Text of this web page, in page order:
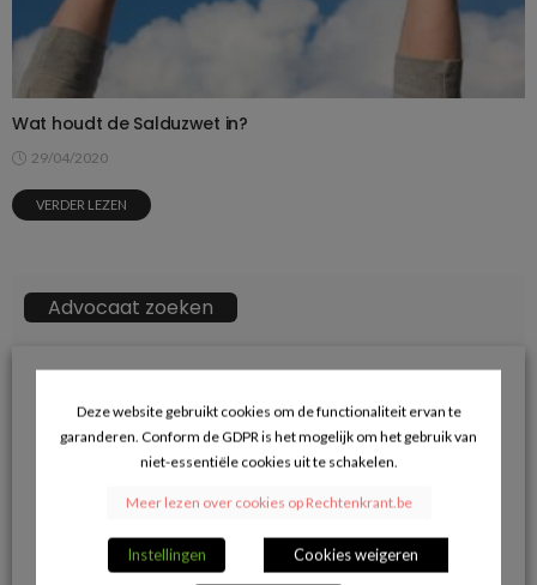
Wat houdt de Salduzwet in?
29/04/2020
VERDER LEZEN
Advocaat zoeken
naar:
→ Klik hier voor opname in de advocatendatabase.
Volg ons op Facebook en blijf op de hoogte
van de juridische actualiteit.
Deze website gebruikt cookies om de functionaliteit ervan te
garanderen. Conform de GDPR is het mogelijk om het gebruik van
niet-essentiële cookies uit te schakelen.
Meer lezen over cookies op Rechtenkrant.be
Instellingen Cookies weigeren